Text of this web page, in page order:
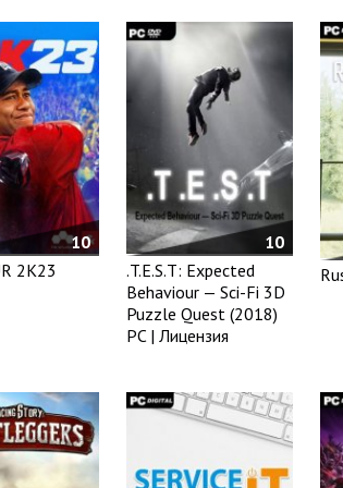
10
2K23
10
.T.E.S.T: Expected
Behaviour — Sci-Fi 3D
Puzzle Quest (2018)
PC | Лицензия